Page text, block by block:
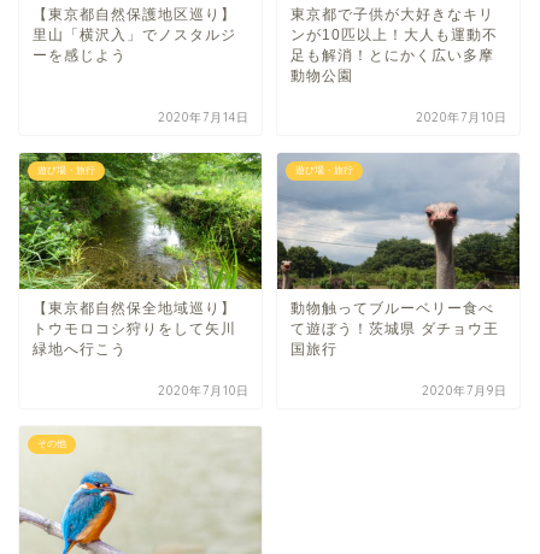
【東京都自然保護地区巡り】
里山「横沢入」でノスタルジ
ーを感じよう
2020年7月14日
東京都で子供が大好きなキリ
ンが10匹以上！大人も運動不
足も解消！とにかく広い多摩
動物公園
2020年7月10日
遊び場・旅行
【東京都自然保全地域巡り】
トウモロコシ狩りをして矢川
緑地へ行こう
2020年7月10日
遊び場・旅行
動物触ってブルーベリー食べ
て遊ぼう！茨城県 ダチョウ王
国旅行
2020年7月9日
その他